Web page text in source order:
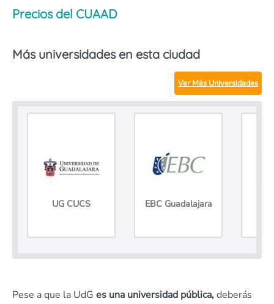
Precios del CUAAD
Más universidades en esta ciudad
Ver Más Universidades
UG CUCS EBC Guadalajara
Pese a que la UdG es una universidad pública,deberás